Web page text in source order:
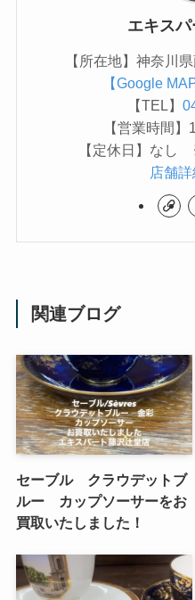
エキス
【所在地】神奈川
【Google
【TEL】
【営業時間
【定休日】なし
店舗
関連ブログ
セーブル クラウデットブ
ルー カップソーサーをお
買取いたしました！